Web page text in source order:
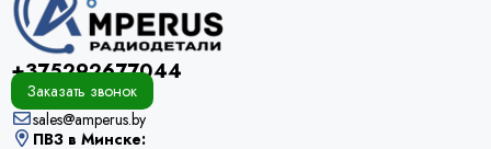
+375292677044
Заказать звонок
sales@amperus.by
ПВЗ в Минске: